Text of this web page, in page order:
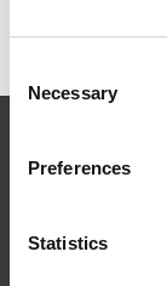
Selection
Necessary
Preferences
Statistics